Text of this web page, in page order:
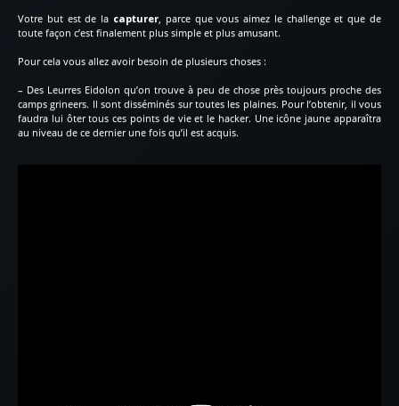
Votre but est de la capturer, parce que vous aimez le challenge et que de
toute façon c’est finalement plus simple et plus amusant.
Pour cela vous allez avoir besoin de plusieurs choses :
– Des Leurres Eidolon qu’on trouve à peu de chose près toujours proche des
camps grineers. Il sont disséminés sur toutes les plaines. Pour l’obtenir, il vous
faudra lui ôter tous ces points de vie et le hacker. Une icône jaune apparaîtra
au niveau de ce dernier une fois qu’il est acquis.